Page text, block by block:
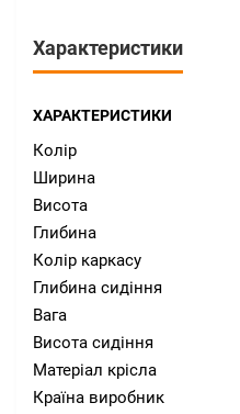
Характеристики
ХАРАКТЕРИСТИКИ
Колір
Ширина
Висота
Глибина
Колір каркасу
Глибина сидіння
Вага
Висота сидіння
Матеріал крісла
Країна виробник